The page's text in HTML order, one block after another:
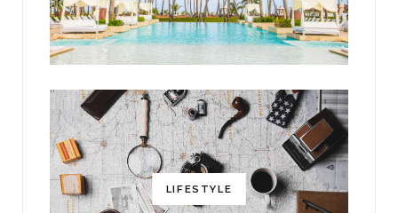
LIFESTYLE